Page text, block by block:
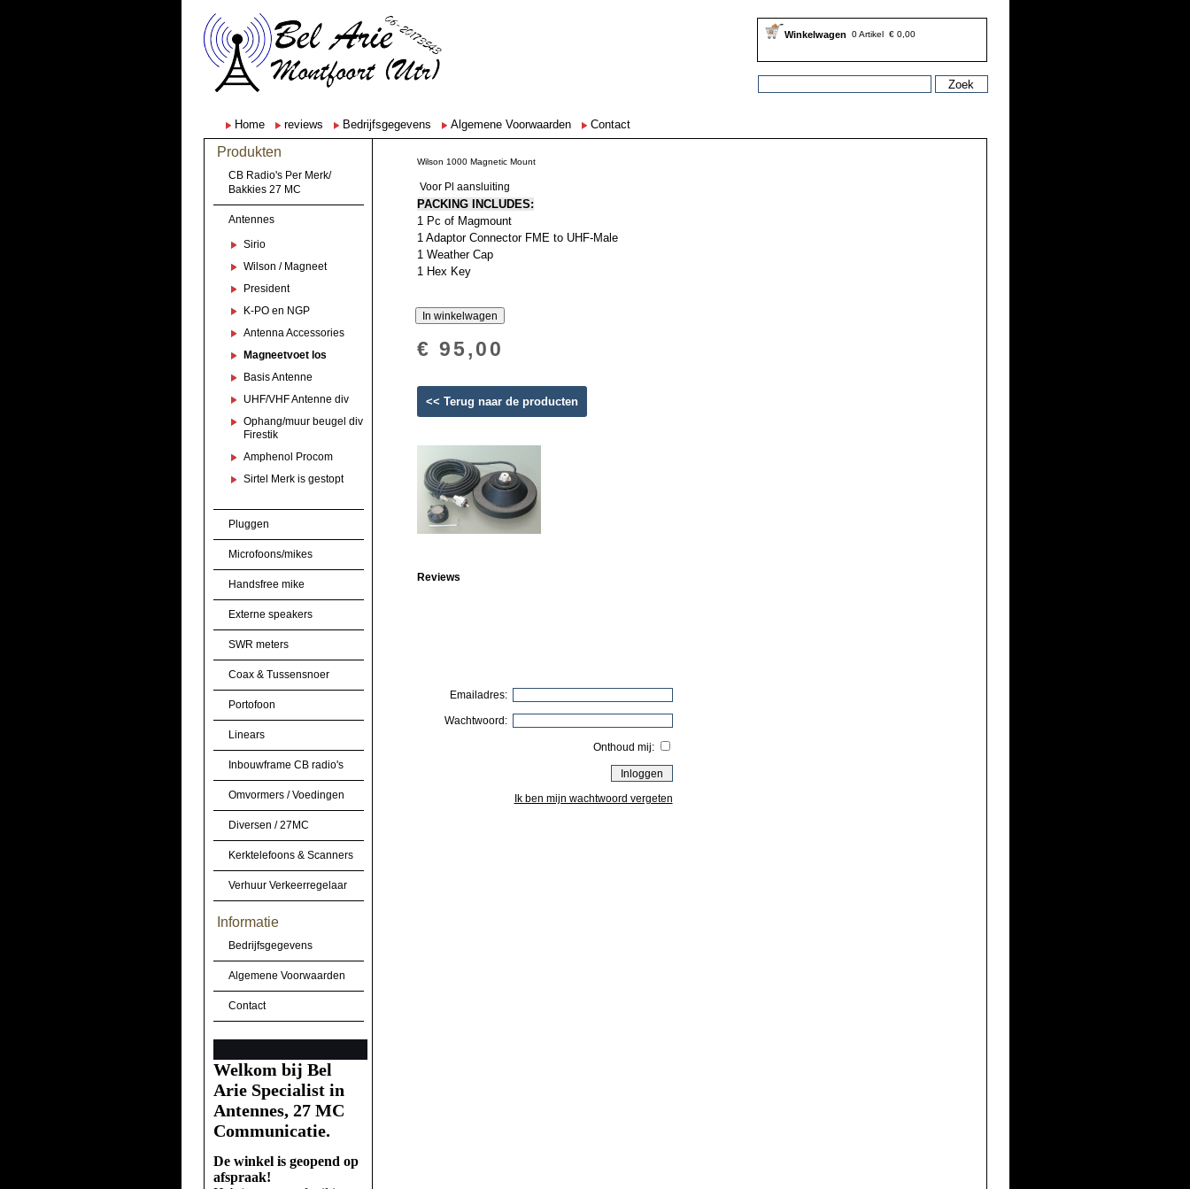
Winkelwagen 0 Artikel € 0,00
Home reviews Bedrijfsgegevens Algemene Voorwaarden Contact
Produkten
CB Radio's Per Merk/
Bakkies 27 MC
Antennes
Sirio
Wilson / Magneet
President
K-PO en NGP
Antenna Accessories
Magneetvoet los
Basis Antenne
UHF/VHF Antenne div
Ophang/muur beugel div
Firestik
Amphenol Procom
Sirtel Merk is gestopt
Pluggen
Microfoons/mikes
Handsfree mike
Externe speakers
SWR meters
Coax & Tussensnoer
Portofoon
Linears
Inbouwframe CB radio's
Omvormers / Voedingen
Diversen / 27MC
Kerktelefoons & Scanners
Verhuur Verkeerregelaar
Informatie
Bedrijfsgegevens
Algemene Voorwaarden
Contact
Welkom bij Bel
Arie Specialist in
Antennes, 27 MC
Communicatie.
De winkel is geopend op
afspraak!
Wilson 1000 Magnetic Mount
Voor Pl aansluiting
PACKING INCLUDES:
1 Pc of Magmount
1 Adaptor Connector FME to UHF-Male
1 Weather Cap
1 Hex Key
€ 95,00
<< Terug naar de producten
Reviews
Emailadres:
Wachtwoord:
Onthoud mij:
Ik ben mijn wachtwoord vergeten